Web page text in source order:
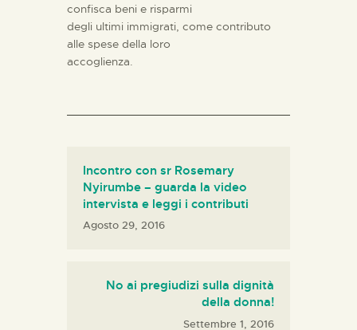
confisca beni e risparmi
degli ultimi immigrati, come contributo
alle spese della loro
accoglienza.
Incontro con sr Rosemary
Nyirumbe – guarda la video
intervista e leggi i contributi
Agosto 29, 2016
No ai pregiudizi sulla dignità
della donna!
Settembre 1, 2016